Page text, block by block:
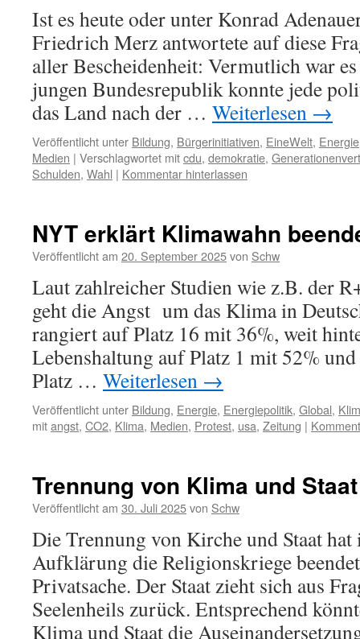
Ist es heute oder unter Konrad
Friedrich Merz antwortete auf diese
aller Bescheidenheit: Vermutlich war
jungen Bundesrepublik konnte jede
das Land nach der … Weiterlesen →
Veröffentlicht unter Bildung, Bürgerinitiativen, EineWelt, Energie
Medien | Verschlagwortet mitcdu, demokratie,
Schulden, Wahl | Kommentar hinterlassen
NYT erklärt Klimawahn
Veröffentlicht am 20. September 2025von Schw
Laut zahlreicher Studien wie z.B. der
geht die Angst um das Klima in
rangiert auf Platz 16 mit 36%, weit
Lebenshaltung auf Platz 1 mit 52%
Platz … Weiterlesen →
Veröffentlicht unter Bildung, Energie, Energiepolitik, Global,
mitangst, CO2, Klima, Medien, Protest, usa, Zeitung |
Trennung von Klima und Staat
Veröffentlicht am 30. Juli 2025von Schw
Die Trennung von Kirche und Staat hat
Aufklärung die Religionskriege
Privatsache. Der Staat zieht sich aus
Seelenheils zurück. Entsprechend
Klima und Staat die